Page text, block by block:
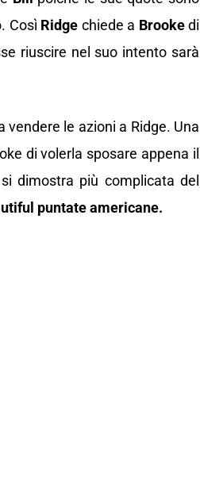
Così Ridge chiede a Brookedi
riuscire nel suo intento sarà
le azioni a Ridge. Una
di volerla sposare appena il
dimostra più complicata del
puntate americane.